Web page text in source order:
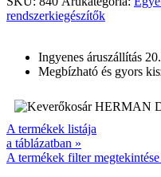
rendszerkiegészítők
Ingyenes áruszállítás
Megbízható és gyors
A termékek listája
a táblázatban »
A termékek filter megtekintése